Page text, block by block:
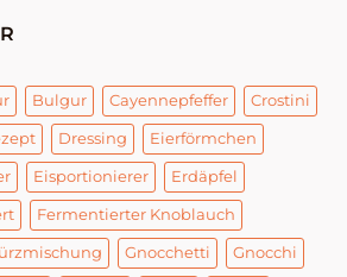
Bulgur Cayennepfeffer Crostini
Dressing Eierförmchen
Eisportionierer Erdäpfel
Fermentierter Knoblauch
Gnocchetti Gnocchi